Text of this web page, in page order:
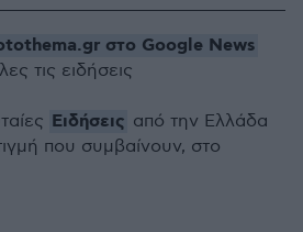
στο Google News
τις ειδήσεις
Ειδήσεις από την Ελλάδα
που συμβαίνουν, στο